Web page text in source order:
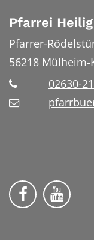
Pfarrei
Pfarrer-
56218 Mülheim-
02630-
Wir aufWir